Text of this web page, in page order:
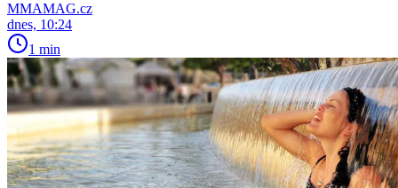
MMAMAG.cz
dnes, 10:24
1 min